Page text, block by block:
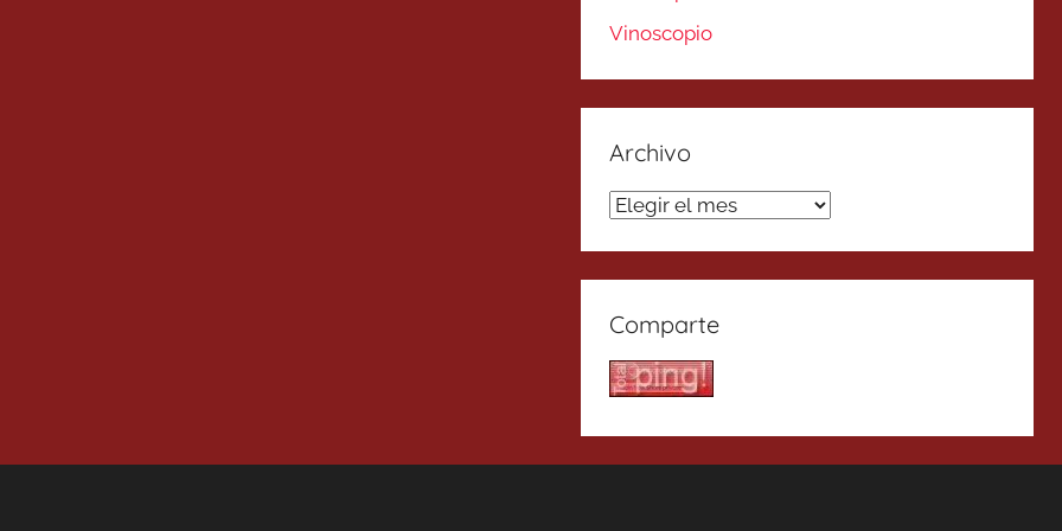
Vinoscopio
Archivo
Archivo
Comparte